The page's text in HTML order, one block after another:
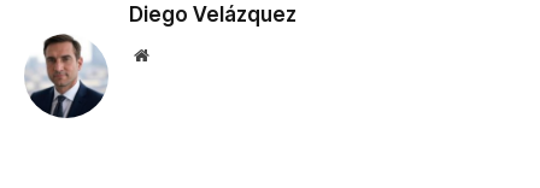
Diego Velázquez
Website